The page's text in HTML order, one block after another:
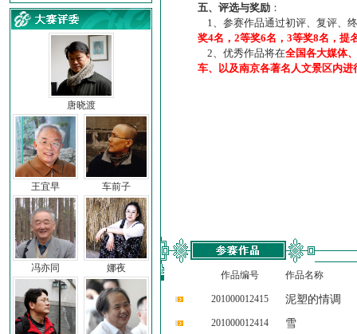
唐晓渡
王宜早 车前子
冯亦同 娜夜
五、评选与奖励 ：
1、参赛作品通过初评、复评、
奖4名，2等奖6名，3等奖8名，提
2、优秀作品将在全国各大媒体
车、以及南京各著名人文景区内进
作品编号 作品名称
201000012415 泥塑的情调
201000012414 雪